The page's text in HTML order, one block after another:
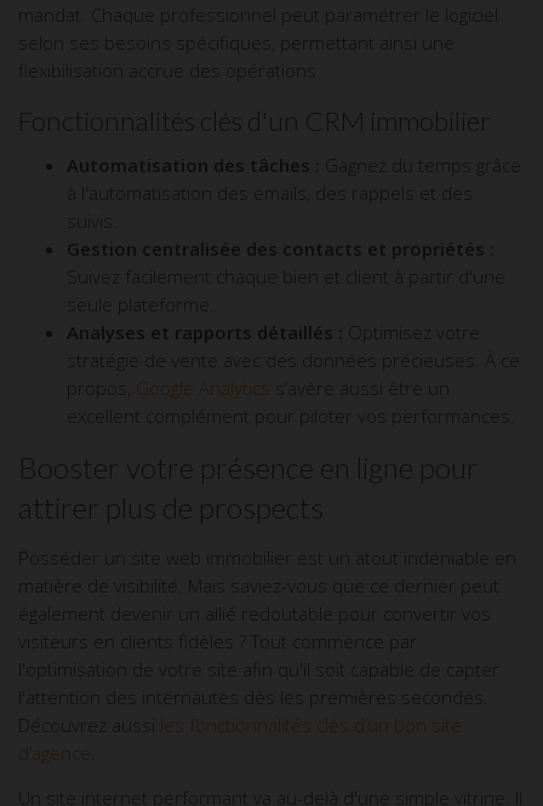
mandat. Chaque professionnel peut paramétrer le logiciel
selon ses besoins spécifiques, permettant ainsi une
flexibilisation accrue des opérations.
Fonctionnalités clés d'un CRM immobilier
Automatisation des tâches :
Gagnez du temps grâce
à l'automatisation des emails, des rappels et des
Gestion centralisée des contacts et propriétés :
Suivez facilement chaque bien et client à partir d'une
seule plateforme.
Analyses et rapports détaillés :
Optimisez votre
stratégie de vente avec des données précieuses. À ce
Google Analytics s’avère aussi être un
excellent complément pour piloter vos performances.
Booster votre présence en ligne pour
attirer plus de prospects
Posséder un site web immobilier est un atout indéniable en
matière de visibilité. Mais saviez-vous que ce dernier peut
également devenir un allié redoutable pour convertir vos
visiteurs en clients fidèles ? Tout commence par
l'optimisation de votre site afin qu'il soit capable de capter
l'attention des internautes dès les premières secondes.
les fonctionnalités clés d’un bon site
d’agence
Un site internet performant va au-delà d'une simple vitrine. Il